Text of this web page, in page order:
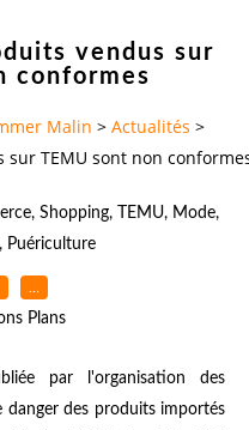
vendus sur
conformes
Malin > Actualités >
TEMU sont non
, Shopping, TEMU, Mode,
, Puériculture
…
Plans
par l'organisation des
danger des produits importés